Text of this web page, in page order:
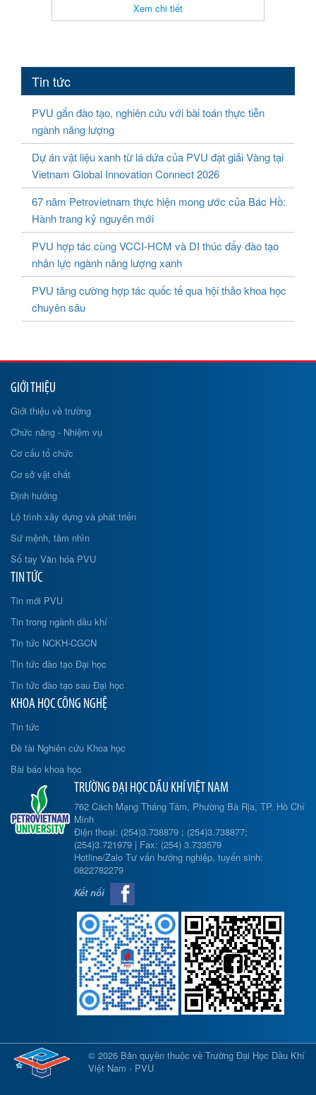
Xem chi tiết
Tin tức
PVU gắn đào tạo, nghiên cứu với bài toán thực tiễn
ngành năng lượng
Dự án vật liệu xanh từ lá dứa của PVU đạt giải Vàng tại
Vietnam Global Innovation Connect 2026
67 năm Petrovietnam thực hiện mong ước của Bác Hồ:
Hành trang kỷ nguyên mới
PVU hợp tác cùng VCCI-HCM và DI thúc đẩy đào tạo
nhân lực ngành năng lượng xanh
PVU tăng cường hợp tác quốc tế qua hội thảo khoa học
chuyên sâu
GIỚI THIỆU
Giới thiệu về trường
Chức năng - Nhiệm vụ
Cơ cấu tổ chức
Cơ sở vật chất
Định hướng
Lộ trình xây dựng và phát triển
Sứ mệnh, tầm nhìn
Sổ tay Văn hóa PVU
TIN TỨC
Tin mới PVU
Tin trong ngành dầu khí
Tin tức NCKH-CGCN
Tin tức đào tạo Đại học
Tin tức đào tạo sau Đại học
KHOA HỌC CÔNG NGHỆ
Tin tức
Đề tài Nghiên cứu Khoa học
Bài báo khoa học
TRƯỜNG ĐẠI HỌC DẦU KHÍ VIỆT NAM
762 Cách Mạng Tháng Tám, Phường Bà Rịa, TP. Hồ Chí
Minh
Điện thoại: (254)3.738879 ; (254)3.738877;
(254)3.721979 | Fax: (254) 3.733579
Hotline/Zalo Tư vấn hướng nghiệp, tuyển sinh:
0822782279
Kết nối
© 2026 Bản quyền thuộc về Trường Đại Học Dầu Khí
Việt Nam - PVU